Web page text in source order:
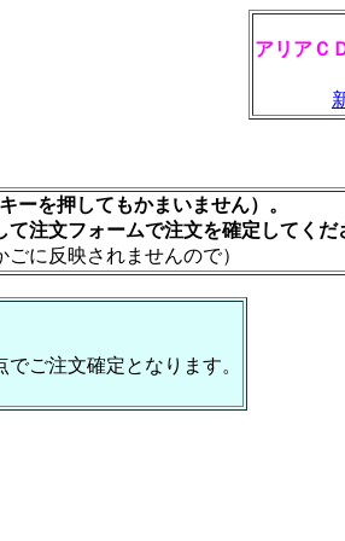
アリアＣ
ーを押してもかまいません）。
注文フォームで注文を確定してくだ
に反映されませんので）
ご注文確定となります。